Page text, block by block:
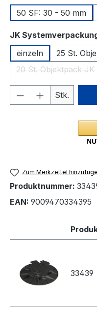
50 SF: 30 - 50 mm
JK
einzeln
25 St.
20 St. Objektpack JK
(Diese
ProduktStk.
Zum Merkzettel
Produktnummer:
EAN: 9009470334395
33439